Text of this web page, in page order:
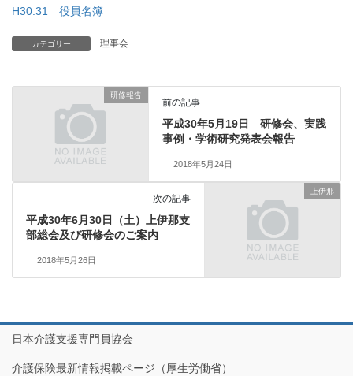
H30.31 役員名簿
カテゴリー 理事会
研修報告
前の記事
平成30年5月19日 研修会、実践
事例・学術研究発表会報告
2018年5月24日
上伊那
次の記事
平成30年6月30日（土）上伊那支
部総会及び研修会のご案内
2018年5月26日
日本介護支援専門員協会
介護保険最新情報掲載ページ（厚生労働省）